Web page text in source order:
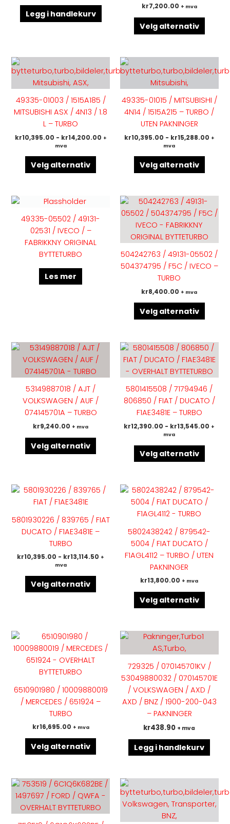
Legg i handlekurv
kr7,200.00 + mva
Velg alternativ
49335-01003 / 1515A185 /
MITSUBISHI ASX / 4N13 / 1.8
L – TURBO
kr10,395.00 - kr14,200.00 +
mva
Velg alternativ
produktet
flere
varianter.
Alternativene
kan
på
produktsiden
49335-01015 / MITSUBISHI /
4N14 / 1515A215 – TURBO /
UTEN PAKNINGER
kr10,395.00 - kr15,288.00 +
mva
Velg alternativ
flere
kan
på
49335-05502 / 49131-
02531 / IVECO / –
FABRIKKNY ORIGINAL
BYTTETURBO
Les mer
504242763 / 49131-05502 /
504374795 / F5C / IVECO –
TURBO
kr8,400.00 + mva
Velg alternativ
Dette
flere
kan
53149887018 / AJT /
VOLKSWAGEN / AUF /
074145701A – TURBO
kr9,240.00 + mva
Velg alternativ
Dette
produktet
har
varianter.
Alternativene
kan
produktsiden
5801415508 / 71794946 /
806850 / FIAT / DUCATO /
F1AE3481E – TURBO
kr12,390.00 - kr13,545.00 +
mva
Velg alternativ
Dette
har
flere
velges
5801930226 / 839765 / FIAT
DUCATO / F1AE3481E –
TURBO
kr10,395.00 - kr13,114.50 +
mva
Velg alternativ
Dette
produktet
flere
varianter.
Alternativene
kan
produktsiden
5802438242 / 879542-
5004 / FIAT DUCATO /
F1AGL4112 – TURBO / UTEN
PAKNINGER
kr13,800.00 + mva
Velg alternativ
Dette
kan
6510901980 / 10009880019
/ MERCEDES / 651924 –
TURBO
kr16,695.00 + mva
Velg alternativ
produktet
varianter.
Alternativene
produktsiden
729325 / 070145701KV /
53049880032 / 070145701E
/ VOLKSWAGEN / AXD /
AXD / BNZ / 1900-200-043
– PAKNINGER
kr438.90 + mva
Legg i handlekurv
Dette
produktet
har
flere
har